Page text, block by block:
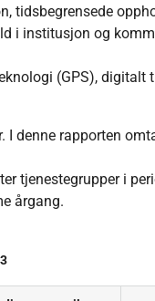
tidsbegrensede
i institusjon og
(GPS), digitalt
I denne rapporten
tjenestegrupper i
årgang.